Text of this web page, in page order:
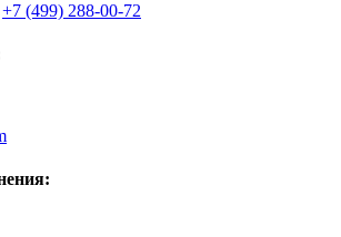
+7 (499) 288-00-72